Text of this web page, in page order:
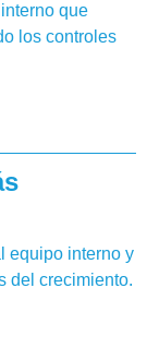
que
los controles
equipo interno y
del crecimiento.